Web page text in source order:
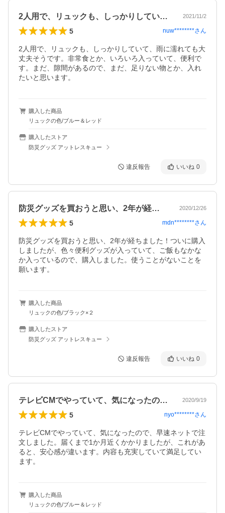
2人用で、リュックも、しっかりしていて… 2021/11/2
5 nuw********さん
2人用で、リュックも、しっかりしていて、雨に濡れても大
丈夫そうです。非常食とか、いろいろ入っていて、便利で
す。まだ、隙間があるので、まだ、足りない物とか、入れ
たいと思います。
購入した商品
リュックの色/ブルー＆レッド
購入したストア
防災グッズ アットレスキュー
違反報告 いいね 0
防災グッズを買おうと思い、2年が経ちま… 2020/12/26
5 mdn********さん
防災グッズを買おうと思い、2年が経ちました！ついに購入
しましたが、色々便利グッズが入っていて、ご飯もなかな
か入っているので、購入しました。使うことがないことを
願います。
購入した商品
リュックの色/ブラック×２
購入したストア
防災グッズ アットレスキュー
違反報告 いいね 0
テレビCMでやっていて、気になったので… 2020/9/19
5 nyo********さん
テレビCMでやっていて、気になったので、早速ネットで注
文しました。届くまで1か月近くかかりましたが、これがあ
ると、安心感が違います。内容も充実していて満足してい
ます。
購入した商品
リュックの色/ブルー＆レッド